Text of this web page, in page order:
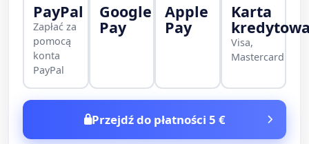
PayPal
Zapłać za
pomocą
konta
PayPal
Google
Pay
Apple
Pay
Karta
Visa,
Mastercard
Przejdź do płatności 5 €